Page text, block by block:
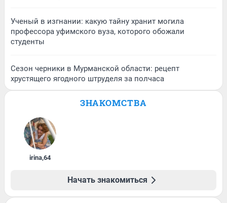
Ученый в изгнании: какую тайну хранит могила
профессора уфимского вуза, которого обожали
студенты
Сезон черники в Мурманской области: рецепт
хрустящего ягодного штруделя за полчаса
ЗНАКОМСТВА
irina,64
Начать знакомиться